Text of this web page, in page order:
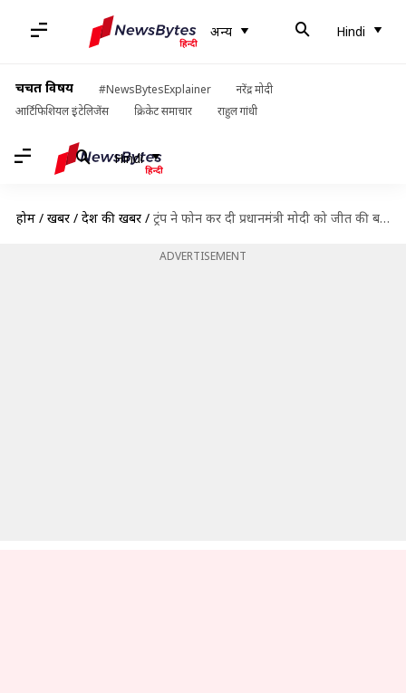
अन्य Hindi
चर्चित विषय #NewsBytesExplainer
नरेंद्र मोदी
आर्टिफिशियल इंटेलिजेंस
क्रिकेट समाचार राहुल गांधी
Hindi
होम / खबरें / देश की खबरें / ट्रंप ने फोन कर दी प्रधानमंत्री मोदी को जीत की बधाई, अगले महीने मिलेंगे दोनों नेता
ADVERTISEMENT